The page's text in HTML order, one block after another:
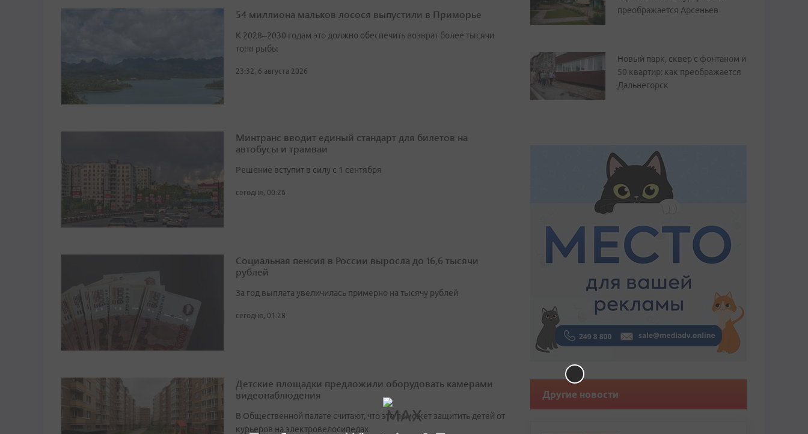
54 миллиона мальков лосося выпустили в Приморье
К 2028–2030 годам это должно обеспечить возврат более тысячи
тонн рыбы
23:32, 6 августа 2026
Минтранс вводит единый стандарт для билетов на
автобусы и трамваи
Решение вступит в силу с 1 сентября
сегодня, 00:26
Социальная пенсия в России выросла до 16,6 тысячи
рублей
За год выплата увеличилась примерно на тысячу рублей
сегодня, 01:28
Детские площадки предложили оборудовать камерами
видеонаблюдения
В Общественной палате считают, что это поможет защитить детей от
курьеров на электровелосипедах
преображается Арсеньев
Новый парк, сквер с фонтаном и
50 квартир: как преображается
Дальнегорск
Другие новости